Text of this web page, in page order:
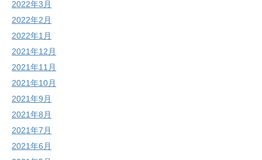
2022年3月
2022年2月
2022年1月
2021年12月
2021年11月
2021年10月
2021年9月
2021年8月
2021年7月
2021年6月